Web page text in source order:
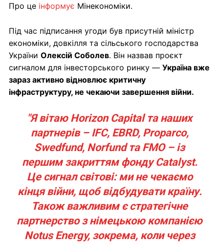
Про це інформує Мінекономіки.
Під час підписання угоди був присутній міністр
економіки, довкілля та сільського господарства
України Олексій Соболев. Він назвав проєкт
сигналом для інвесторського ринку — Україна вже
зараз активно відновлює критичну
інфраструктуру, не чекаючи завершення війни.
"Я вітаю Horizon Capital та наших
партнерів – IFC, EBRD, Proparco,
Swedfund, Norfund та FMO – із
першим закриттям фонду Catalyst.
Це сигнал світові: ми не чекаємо
кінця війни, щоб відбудувати країну.
Також важливим є стратегічне
партнерство з німецькою компанією
Notus Energy, зокрема, коли через